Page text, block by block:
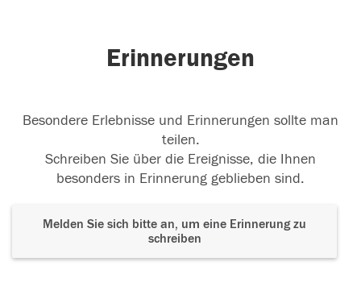
Erinnerungen
Besondere Erlebnisse und Erinnerungen sollte man
teilen.
Schreiben Sie über die Ereignisse, die Ihnen
besonders in Erinnerung geblieben sind.
Melden Sie sich bitte an, um eine Erinnerung zu
schreiben